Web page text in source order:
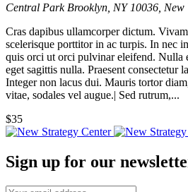
Central Park Brooklyn, NY 10036, New
Cras dapibus ullamcorper dictum.
scelerisque porttitor in ac turpis. In nec
quis orci ut orci pulvinar eleifend. Nulla
eget sagittis nulla. Praesent consectetur
Integer non lacus dui. Mauris tortor
vitae, sodales vel augue.| Sed rutrum,...
$35
Sign up for our